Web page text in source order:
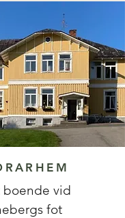
boende vid
fot